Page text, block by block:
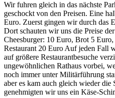
Wir fuhren gleich in das nächste
geschockt von den Preisen. Eine
Euro. Zuerst gingen wir durch das
Dort schauten wir uns die Preise
Cheesburger: 10 Euro, Brot 5
Restaurant 20 Euro Auf jeden Fall
auf größere Restaurantbesuche
ungewöhnlichen Rathaus vorbei,
noch immer unter Militärführung
aber es kam auch gleich wieder die
genehmigten wir uns ein Käse-